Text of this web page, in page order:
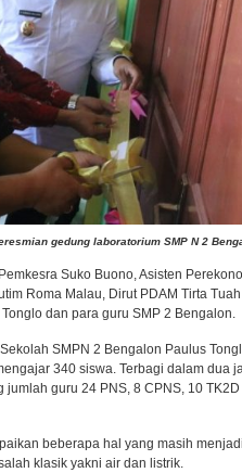
gedung laboratorium SMP N 2
Suko Buono, Asisten
Roma Malau, Dirut PDAM Tirta
dan para guru SMP 2 Bengalon.
SMPN 2 Bengalon Paulus
340 siswa. Terbagi dalam dua
guru 24 PNS, 8 CPNS, 10
beberapa hal yang masih
klasik yakni air dan listrik.